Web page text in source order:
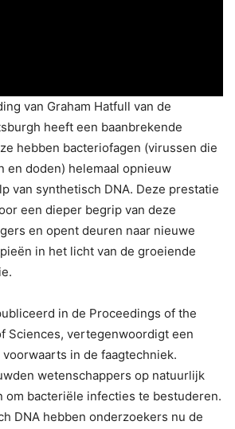
van Graham Hatfull van de
heeft een baanbrekende
hebben bacteriofagen (virussen die
en doden) helemaal opnieuw
van synthetisch DNA. Deze prestatie
een dieper begrip van deze
en opent deuren naar nieuwe
in het licht van de groeiende
in de Proceedings of the
Sciences, vertegenwoordigt een
in de faagtechniek.
wetenschappers op natuurlijk
om bacteriële infecties te bestuderen.
DNA hebben onderzoekers nu de